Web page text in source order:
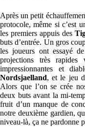
Après un petit
protocole, même si c’est
les premiers appuis des
buts d’entrée. Un gros
les joueurs ont essayé
projections très
impressionnantes et
Nordsjaelland, et le jeu
Alors que l’on se crée
deux buts avant la mi-
fruit d’un manque de
notre deuxième gardien,
niveau-là, ça ne pardonne